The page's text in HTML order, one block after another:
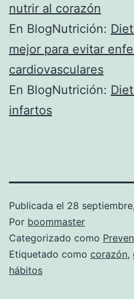
nutrir al corazón
En BlogNutrición:
mejor para evitar
cardiovasculares
En BlogNutrición:
infartos
Publicada el 28
Por boommaster
Categorizado como
Etiquetado como corazón,
hábitos